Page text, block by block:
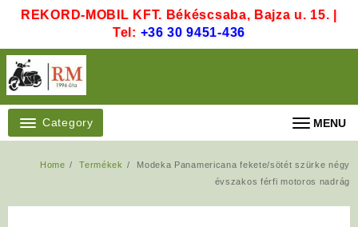
REKORD-MOBIL KFT. Békéscsaba, Bajza u. 15. |
Tel: +36 30 9451-436
Category MENU
Home Termékek
Modeka Panamericana fekete/sötét szürke négy
évszakos férfi motoros nadrág